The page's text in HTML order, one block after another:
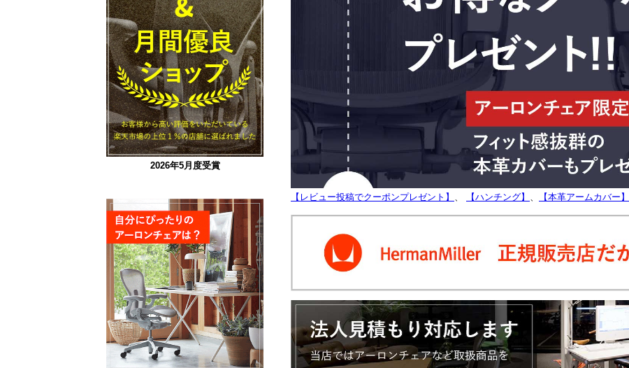
2026年5月度受賞
【レビュー投稿でクーポンプレゼント】 、 【ハンチング】 、 【本革アームカバー】